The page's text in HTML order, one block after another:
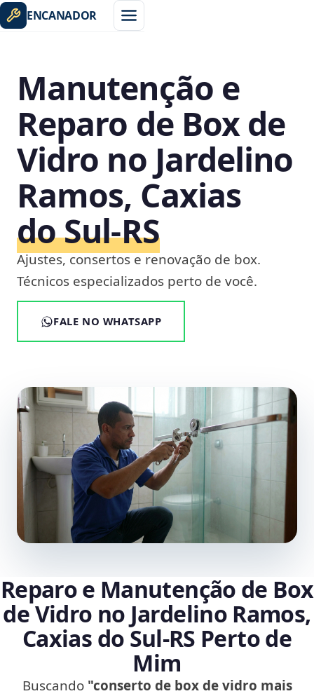
ENCANADOR
Manutenção e
Reparo de Box de
Vidro no Jardelino
Ramos, Caxias
do Sul‑RS
Ajustes, consertos e renovação de box.
Técnicos especializados perto de você.
FALE NO WHATSAPP
Reparo e Manutenção de Box
de Vidro no Jardelino Ramos,
Caxias do Sul‑RS Perto de
Mim
Buscando "conserto de box de vidro mais